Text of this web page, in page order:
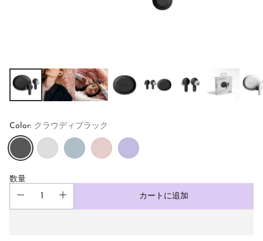
Color: クラウディブラック
数量
カートに追加